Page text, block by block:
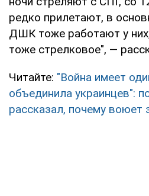
редко прилетают, в
ДШК тоже работают у
тоже стрелковое", —
Читайте: "Война имеет
объединила украинцев":
рассказал, почему воюет